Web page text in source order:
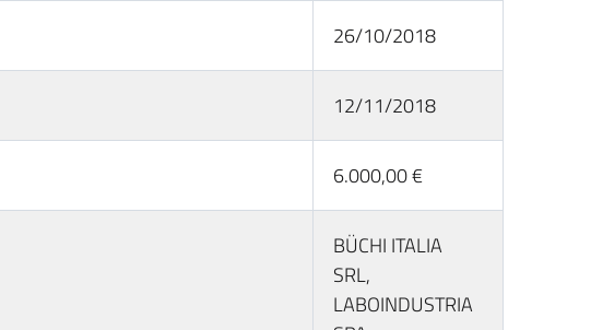
26/10/2018
12/11/2018
6.000,00 €
BÜCHI ITALIA
SRL,
LABOINDUSTRIA